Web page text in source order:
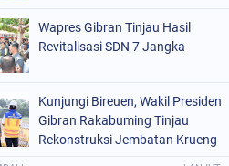
Wapres Gibran Tinjau Hasil
Revitalisasi SDN 7 Jangka
Kunjungi Bireuen, Wakil Presiden
Gibran Rakabuming Tinjau
Rekonstruksi Jembatan Krueng